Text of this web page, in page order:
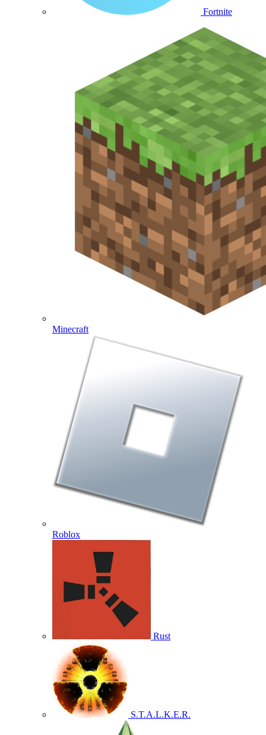
Fortnite
Minecraft
Roblox
Rust
S.T.A.L.K.E.R.